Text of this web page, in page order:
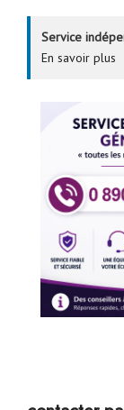
Service
En savoir plus